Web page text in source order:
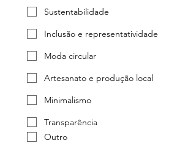
Sustentabilidade
Inclusão e representatividade
Moda circular
Artesanato e produção local
Minimalismo
Transparência
Outro